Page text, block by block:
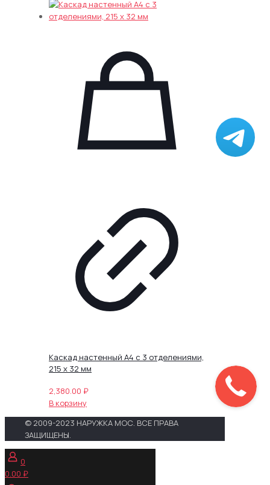
Каскад настенный А4 с 3 отделениями,
215 х 32 мм
2,380.00 ₽
В корзину
© 2009-2023 НАРУЖКА МОС. ВСЕ ПРАВА
ЗАЩИЩЕНЫ.
0
0.00 ₽